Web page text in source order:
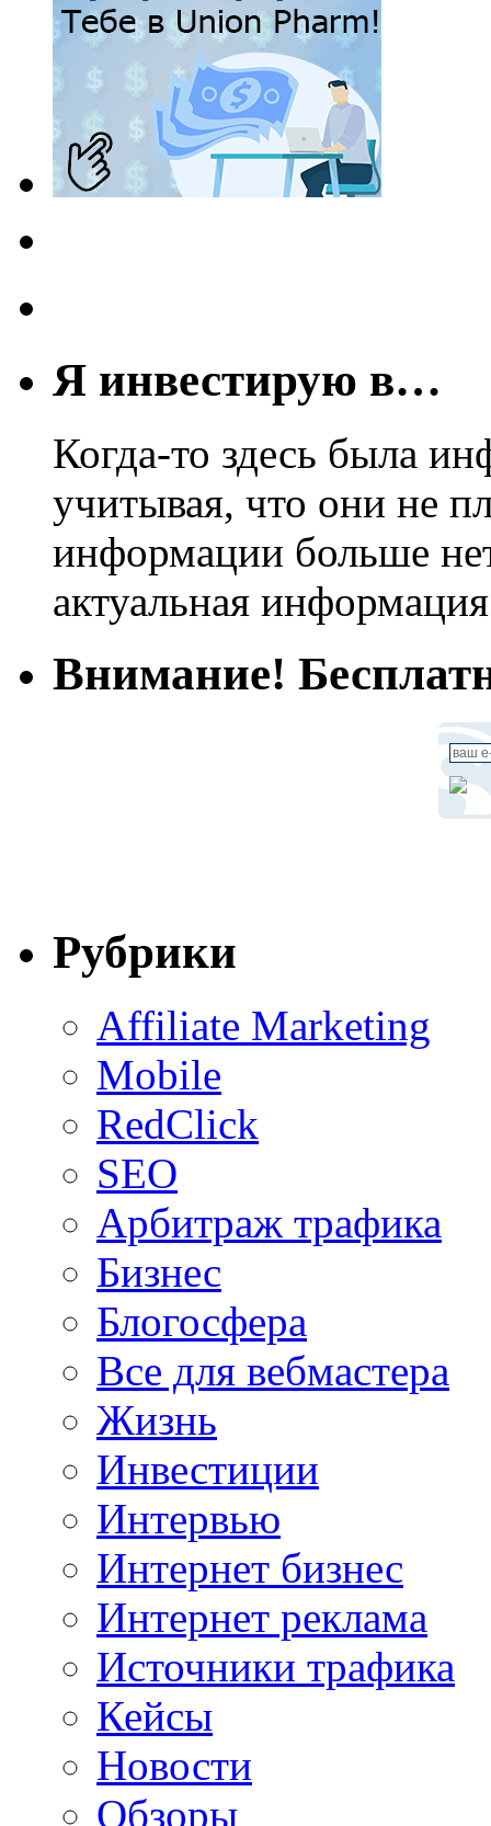
Я инвестирую в…
Когда-то здесь была
учитывая, что они не
информации больше
актуальная
Внимание!
Рубрики
Affiliate Marketing
Mobile
RedClick
SEO
Арбитраж трафика
Бизнес
Блогосфера
Все для вебмастера
Жизнь
Инвестиции
Интервью
Интернет бизнес
Интернет реклама
Источники трафика
Кейсы
Новости
Обзоры